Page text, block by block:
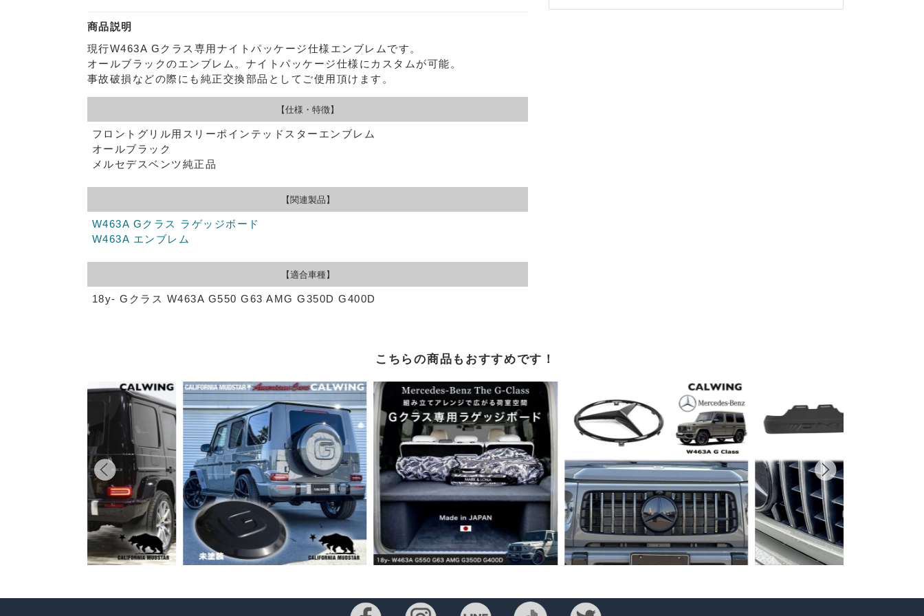
商品説明
現行W463A Gクラス専用ナイトパッケージ仕様エンブレムです。
オールブラックのエンブレム。ナイトパッケージ仕様にカスタムが可能。
事故破損などの際にも純正交換部品としてご使用頂けます。
【仕様・特徴】
フロントグリル用スリーポインテッドスターエンブレム
オールブラック
メルセデスベンツ純正品
【関連製品】
W463A Gクラス ラゲッジボード
W463A エンブレム
【適合車種】
18y- Gクラス W463A G550 G63 AMG G350D G400D
こちらの商品もおすすめです！